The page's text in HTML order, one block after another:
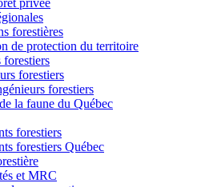
privée
forestières
de protection du territoire
forestiers
forestiers
forestiers
la faune du Québec
forestiers
forestiers Québec
et MRC